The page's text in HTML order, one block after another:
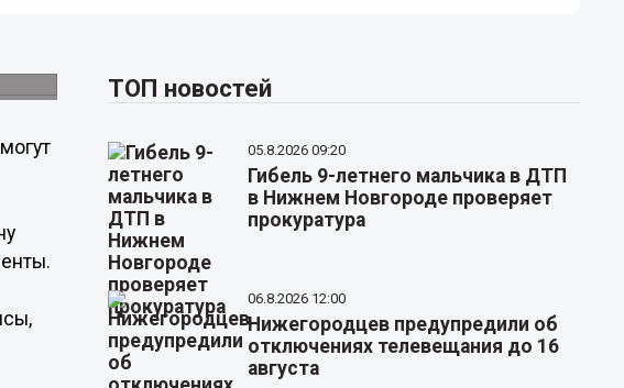
ТОП новостей
05.8.2026 09:20
Гибель 9-летнего мальчика в ДТП
в Нижнем Новгороде проверяет
прокуратура
06.8.2026 12:00
Нижегородцев предупредили об
отключениях телевещания до 16
августа